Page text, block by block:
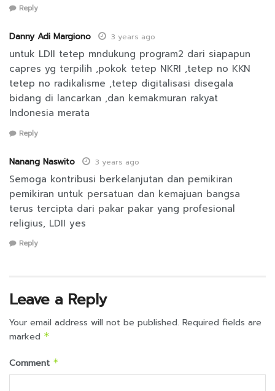
Reply
Danny Adi Margiono 3 years ago
untuk LDII tetep mndukung program2 dari siapapun
capres yg terpilih ,pokok tetep NKRI ,tetep no KKN
tetep no radikalisme ,tetep digitalisasi disegala
bidang di lancarkan ,dan kemakmuran rakyat
Indonesia merata
Reply
Nanang Naswito 3 years ago
Semoga kontribusi berkelanjutan dan pemikiran
pemikiran untuk persatuan dan kemajuan bangsa
terus tercipta dari pakar pakar yang profesional
religius, LDII yes
Reply
Leave a Reply
Your email address will not be published. Required fields are
marked *
Comment *